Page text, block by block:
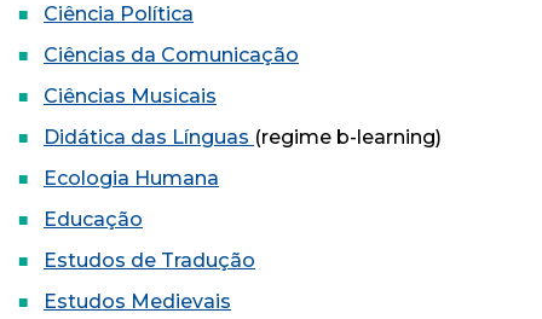
Ciência Política
Ciências da Comunicação
Ciências Musicais
Didática das Línguas (regime b-learning)
Ecologia Humana
Educação
Estudos de Tradução
Estudos Medievais